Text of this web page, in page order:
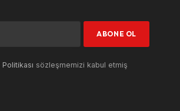
sözleşmemizi kabul etmiş